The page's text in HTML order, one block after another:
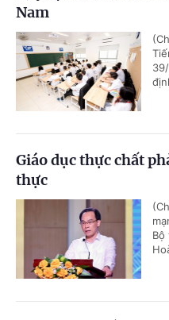
Nam
Giáo dục thực chất
thực
Bộ